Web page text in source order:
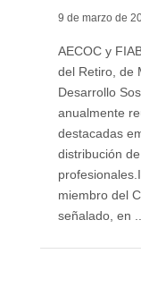
9 de marzo de
AECOC y
del Retiro, de
Desarrollo
anualmente
destacadas
distribución
miembro del
señalado, en